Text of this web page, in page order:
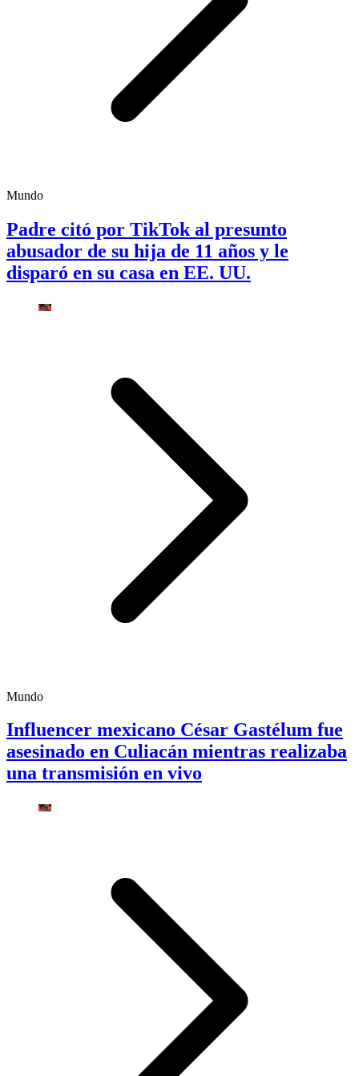
Mundo
Padre citó por TikTok al presunto
abusador de su hija de 11 años y le
disparó en su casa en EE. UU.
Mundo
Influencer mexicano César Gastélum fue
asesinado en Culiacán mientras realizaba
una transmisión en vivo